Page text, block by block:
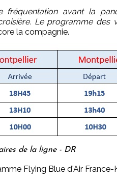
fréquentation avant la
Le programme des
la compagnie.
de la ligne - DR
Flying Blue d'Air France-